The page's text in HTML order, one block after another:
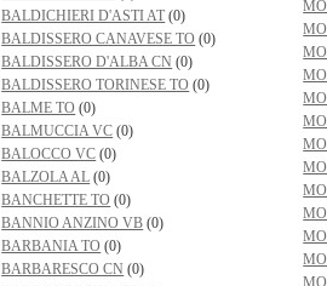
BALDICHIERI D'ASTI AT (0)
BALDISSERO CANAVESE TO (0)
BALDISSERO D'ALBA CN (0)
BALDISSERO TORINESE TO (0)
BALME TO (0)
BALMUCCIA VC (0)
BALOCCO VC (0)
BALZOLA AL (0)
BANCHETTE TO (0)
BANNIO ANZINO VB (0)
BARBANIA TO (0)
BARBARESCO CN (0)